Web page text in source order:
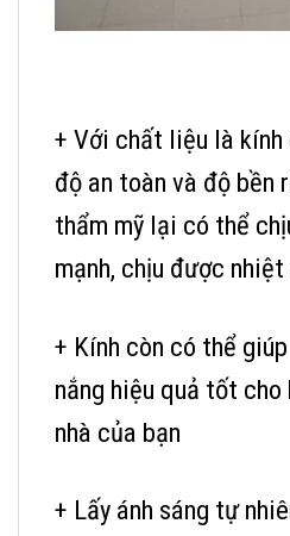
+ Với chất liệu là
độ an toàn và độ bền
thẩm mỹ lại có thể
mạnh, chịu được
+ Kính còn có thể
nắng hiệu quả tốt cho
nhà của bạn
+ Lấy ánh sáng tự